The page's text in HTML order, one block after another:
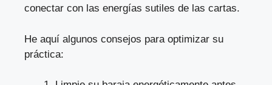
conectar con las energías sutiles de las cartas.
He aquí algunos consejos para optimizar su
práctica: